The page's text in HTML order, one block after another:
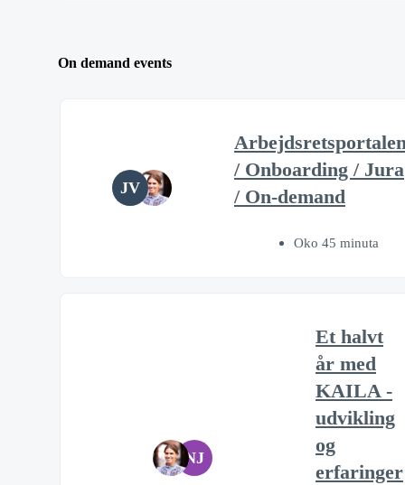
On demand events
JV
/ Onboarding / Jura
/ On-demand
Oko 45 minuta
NJ
Et halvt
år med
KAILA -
udvikling
og
erfaringer